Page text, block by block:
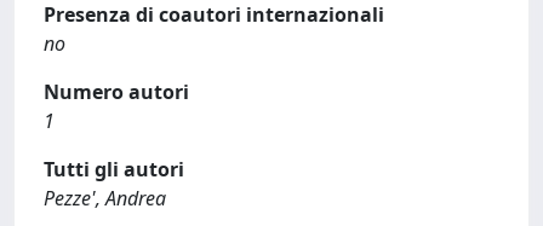
Presenza di coautori internazionali
no
Numero autori
1
Tutti gli autori
Pezze', Andrea